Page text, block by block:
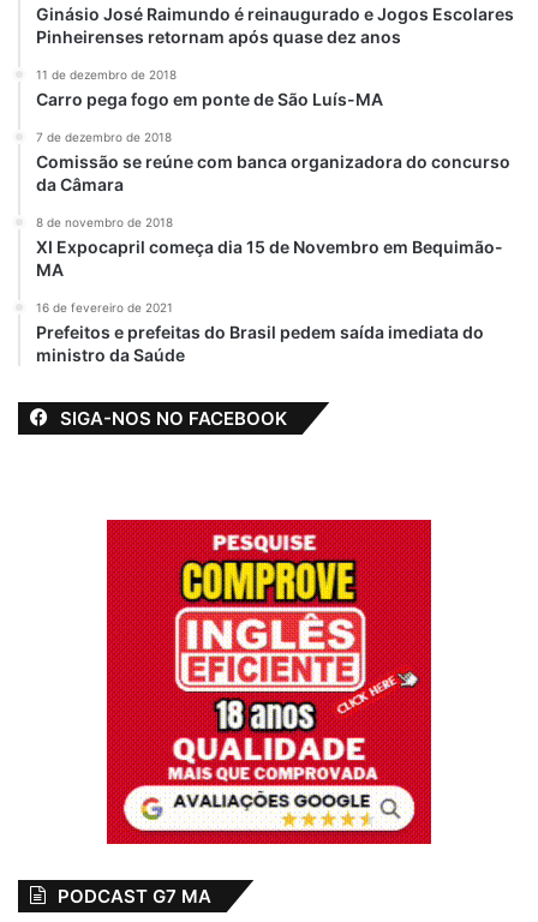
Ginásio José Raimundo é reinaugurado e Jogos Escolares
Pinheirenses retornam após quase dez anos
11 de dezembro de 2018
Carro pega fogo em ponte de São Luís-MA
7 de dezembro de 2018
Comissão se reúne com banca organizadora do concurso
da Câmara
8 de novembro de 2018
XI Expocapril começa dia 15 de Novembro em Bequimão-
MA
16 de fevereiro de 2021
Prefeitos e prefeitas do Brasil pedem saída imediata do
ministro da Saúde
SIGA-NOS NO FACEBOOK
PODCAST G7 MA